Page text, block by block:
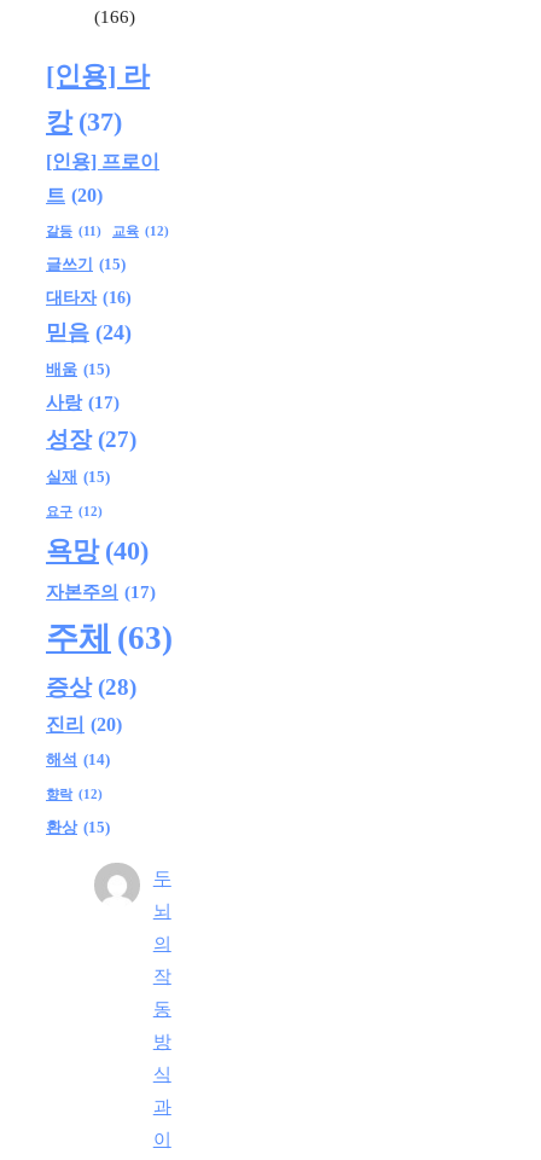
(166)
[인용] 라
캉 (37)
[인용] 프로이
트 (20)
갈등 (11) 교육 (12)
글쓰기
(15)
대타자 (16)
믿음 (24)
배움 (15)
사랑 (17)
성장 (27)
실재 (15)
요구 (12)
욕망 (40)
자본주의 (17)
주체 (63)
증상 (28)
진리 (20)
해석 (14)
향락 (12)
환상 (15)
두
뇌
의
작
동
방
식
과
이